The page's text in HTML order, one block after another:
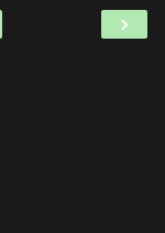
›